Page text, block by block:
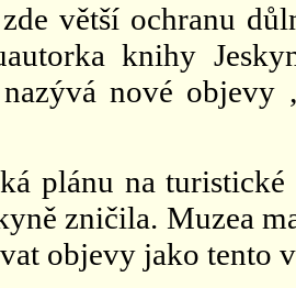
zde větší ochranu
knihy
nové objevy
plánu na
zničila. Muzea
objevy jako tento